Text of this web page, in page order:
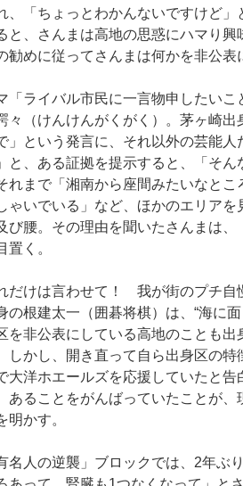
、「ちょっとわかんないですけど
と、さんまは高地の思惑にハマり
勧めに従ってさんまは何かを非公表
ライバル市民に一言物申したいこ
々（けんけんがくがく）。茅ヶ崎
」という発言に、それ以外の芸能
と、ある証拠を提示すると、「そ
れまで「湘南から座間みたいなと
ゃいでいる」など、ほかのエリア
び腰。その理由を聞いたさんまは
置く。
だけは言わせて！ 我が街のプチ自
の根建太一（囲碁将棋）は、“海に
を非公表にしている高地のことも出
しかし、開き直って自ら出身区の
大洋ホエールズを応援していたと
あることをがんばっていたことが
明かす。
人の逆襲」ブロックでは、2年ぶ